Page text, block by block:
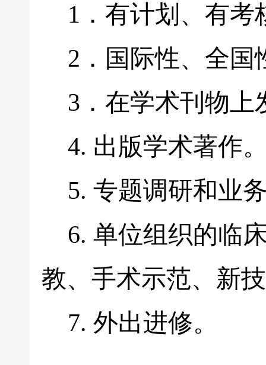
1．有计划、有考
2．国际性、全国
3．在学术刊物上
4. 出版学术著作
5. 专题调研和业
6. 单位组织的临
教、手术示范、新
7. 外出进修。